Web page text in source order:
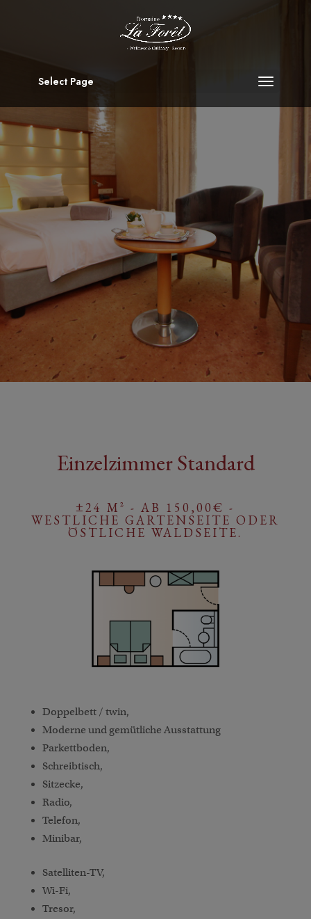
Select Page
Einzelzimmer Standard
±24 M² - AB 150,00€ -
WESTLICHE GARTENSEITE ODER
ÖSTLICHE WALDSEITE.
Doppelbett / twin,
Moderne und gemütliche Ausstattung
Parkettboden,
Schreibtisch,
Sitzecke,
Radio,
Telefon,
Minibar,
Satelliten-TV,
Wi-Fi,
Tresor,